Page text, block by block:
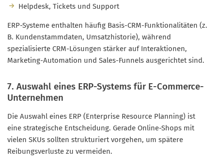
Helpdesk, Tickets und Support
ERP-Systeme enthalten häufig Basis-CRM-Funktionalitäten (z.
B. Kundenstammdaten, Umsatzhistorie), während
spezialisierte CRM-Lösungen stärker auf Interaktionen,
Marketing-Automation und Sales-Funnels ausgerichtet sind.
7. Auswahl eines ERP-Systems für E-Commerce-
Unternehmen
Die Auswahl eines ERP (Enterprise Resource Planning) ist
eine strategische Entscheidung. Gerade Online-Shops mit
vielen SKUs sollten strukturiert vorgehen, um spätere
Reibungsverluste zu vermeiden.